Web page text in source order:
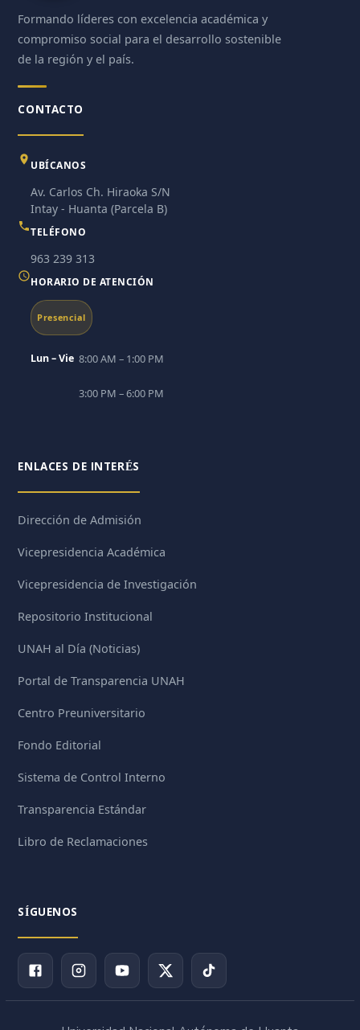
Formando líderes con excelencia académica y
compromiso social para el desarrollo sostenible
de la región y el país.
CONTACTO
UBÍCANOS
Av. Carlos Ch. Hiraoka S/N
Intay - Huanta (Parcela B)
TELÉFONO
963 239 313
HORARIO DE ATENCIÓN
Presencial
Lun – Vie 8:00 AM – 1:00 PM
3:00 PM – 6:00 PM
ENLACES DE INTERÉS
Dirección de Admisión
Vicepresidencia Académica
Vicepresidencia de Investigación
Repositorio Institucional
UNAH al Día (Noticias)
Portal de Transparencia UNAH
Centro Preuniversitario
Fondo Editorial
Sistema de Control Interno
Transparencia Estándar
Libro de Reclamaciones
SÍGUENOS